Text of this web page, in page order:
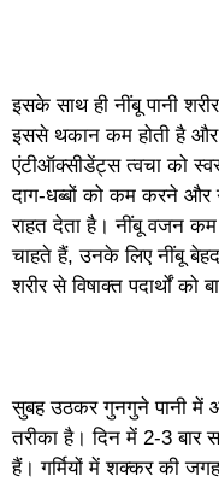
इसके साथ ही नींबू पानी
इससे थकान कम होती है और
एंटीऑक्सीडेंट्स त्वचा को
दाग-धब्बों को कम करने और
राहत देता है। नींबू वजन
चाहते हैं, उनके लिए नींबू
शरीर से विषाक्त पदार्थों
सुबह उठकर गुनगुने पानी में
तरीका है। दिन में 2-3 बार
हैं। गर्मियों में शक्कर की